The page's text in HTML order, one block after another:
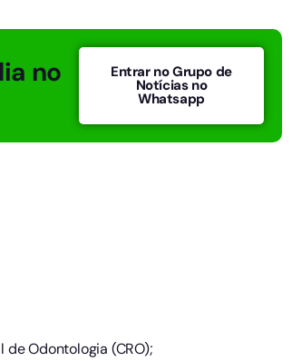
no Entrar no Grupo de
Notícias no
Whatsapp
Odontologia (CRO);